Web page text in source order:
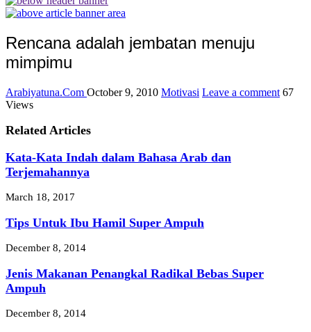
Rencana adalah jembatan menuju
mimpimu
Arabiyatuna.Com October 9, 2010 Motivasi Leave a comment 67
Views
Related Articles
Kata-Kata Indah dalam Bahasa Arab dan
Terjemahannya
March 18, 2017
Tips Untuk Ibu Hamil Super Ampuh
December 8, 2014
Jenis Makanan Penangkal Radikal Bebas Super
Ampuh
December 8, 2014